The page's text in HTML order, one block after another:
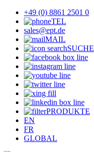
+49 (0) 8861 2501 0
TEL
sales@ept.de
MAIL
SUCHE
PRODUKTE
EN
FR
GLOBAL